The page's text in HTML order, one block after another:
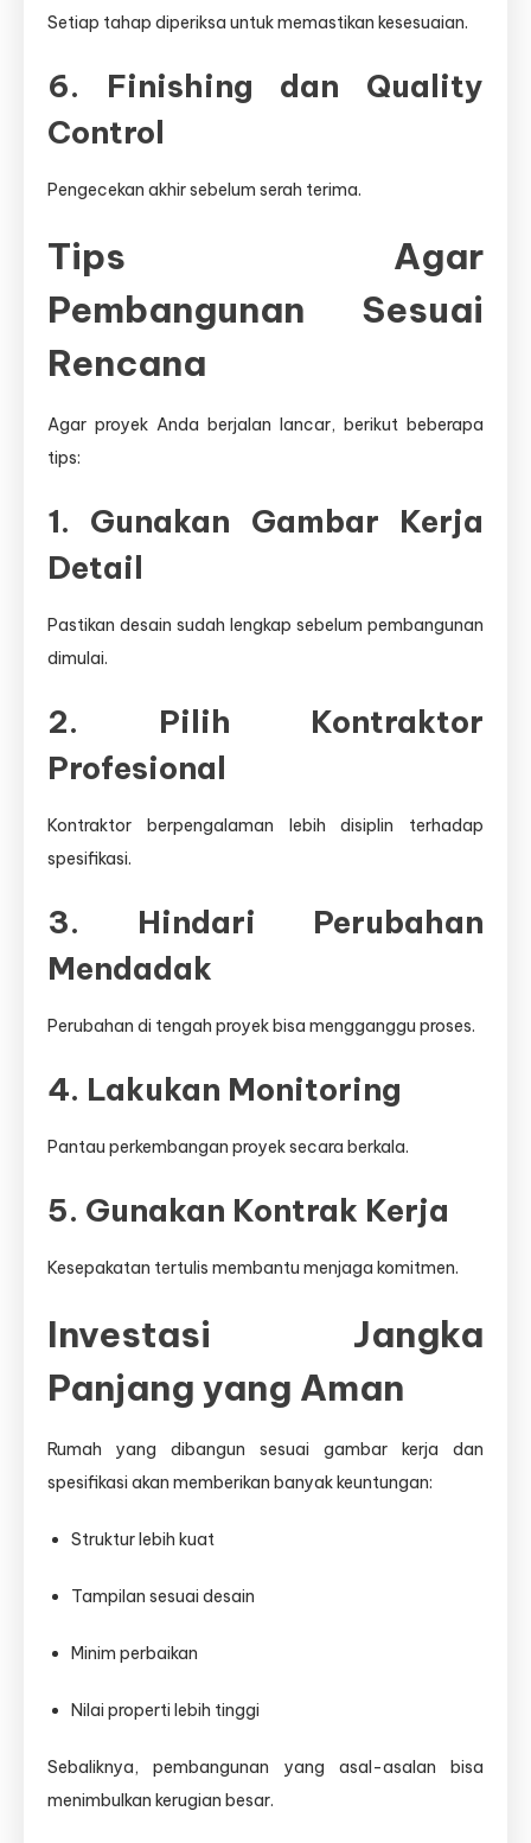
Setiap tahap diperiksa untuk memastikan kesesuaian.
6. Finishing dan Quality
Control
Pengecekan akhir sebelum serah terima.
Tips Agar
Pembangunan Sesuai
Rencana
Agar proyek Anda berjalan lancar, berikut beberapa
tips:
1. Gunakan Gambar Kerja
Detail
Pastikan desain sudah lengkap sebelum pembangunan
dimulai.
2. Pilih Kontraktor
Profesional
Kontraktor berpengalaman lebih disiplin terhadap
spesifikasi.
3. Hindari Perubahan
Mendadak
Perubahan di tengah proyek bisa mengganggu proses.
4. Lakukan Monitoring
Pantau perkembangan proyek secara berkala.
5. Gunakan Kontrak Kerja
Kesepakatan tertulis membantu menjaga komitmen.
Investasi Jangka
Panjang yang Aman
Rumah yang dibangun sesuai gambar kerja dan
spesifikasi akan memberikan banyak keuntungan:
Struktur lebih kuat
Tampilan sesuai desain
Minim perbaikan
Nilai properti lebih tinggi
Sebaliknya, pembangunan yang asal-asalan bisa
menimbulkan kerugian besar.